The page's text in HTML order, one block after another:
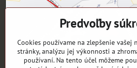
Predvoľby
Cookies používame na zlepšenie vašej
stránky, analýzu jej výkonnosti a
používaní. Na tento účel môžeme